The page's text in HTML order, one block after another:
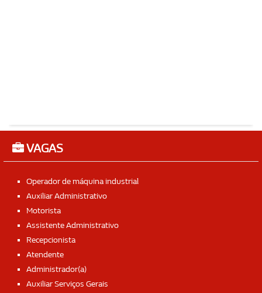
VAGAS
Operador de máquina industrial
Auxiliar Administrativo
Motorista
Assistente Administrativo
Recepcionista
Atendente
Administrador(a)
Auxiliar Serviços Gerais